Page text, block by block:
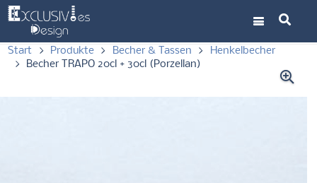
Start > Produkte > Becher & Tassen >
Henkelbecher
>
Becher TRAPO 20cl + 30cl (Porzellan)